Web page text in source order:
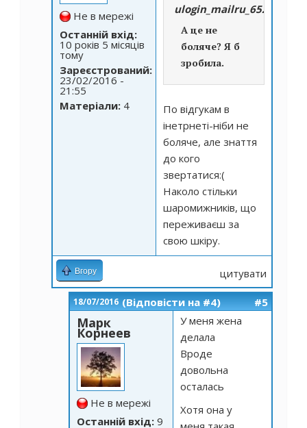
Не в мережі
Останній вхід:
10 років 5 місяців
тому
Зареєстрований:
23/02/2016 -
21:55
Матеріали: 4
А це не
боляче? Я б
зробила.
По відгукам в
інетрнеті-ніби не
боляче, але знаття
до кого
звертатися:(
Наколо стільки
шаромижників, що
переживаєш за
свою шкіру.
Вгору цитувати
18/07/2016 (Відповісти на #4) #5
Марк
Корнеев
Не в мережі
Останній вхід: 9
У меня жена
делала
Вроде
довольна
осталась
Хотя она у